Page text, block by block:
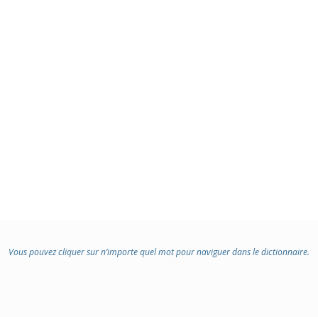
Vous pouvez cliquer sur n’importe quel mot pour naviguer dans le dictionnaire.